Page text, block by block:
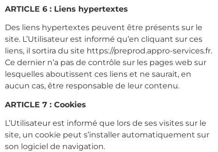
ARTICLE 6 : Liens hypertextes
Des liens hypertextes peuvent être présents sur le
site. L’Utilisateur est informé qu’en cliquant sur ces
liens, il sortira du site https://preprod.appro-services.fr.
Ce dernier n’a pas de contrôle sur les pages web sur
lesquelles aboutissent ces liens et ne saurait, en
aucun cas, être responsable de leur contenu.
ARTICLE 7 : Cookies
L’Utilisateur est informé que lors de ses visites sur le
site, un cookie peut s’installer automatiquement sur
son logiciel de navigation.